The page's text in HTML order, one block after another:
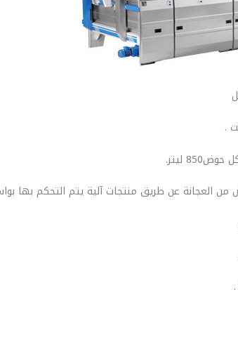
.
ليتر.
العجانة عن طريق منتجات آلية يتم التحكم بها